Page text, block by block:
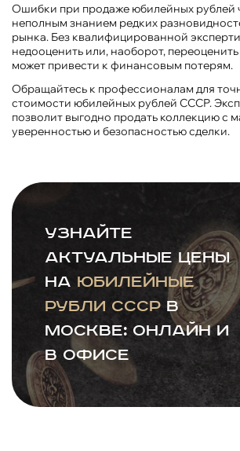
Ошибки при продаже юбилейных рублей
неполным знанием редких
рынка. Без квалифицированной
недооценить или, наоборот,
может привести к финансовым потерям.
Обращайтесь к профессионалам для
стоимости юбилейных рублей СССР.
позволит выгодно продать коллекцию с
уверенностью и безопасностью сделки.
Узнайте
актуальные цены
на юбилейные
рубли СССРв
Москве: онлайн и
в офисе